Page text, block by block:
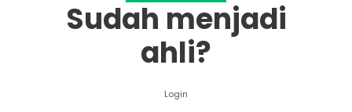
Sudah menjadi
ahli?
Login